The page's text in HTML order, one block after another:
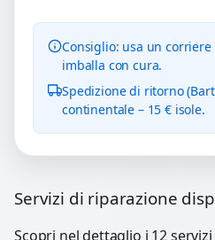
Consiglio: usa un
imballa con cura.
Spedizione di ritorno
continentale – 15 € isole.
Servizi di riparazione
Scopri nel dettaglio i 12